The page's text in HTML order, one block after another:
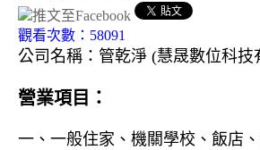
觀看次數：58091
公司名稱：管乾淨 (慧晟數位科技
營業項目：
一、一般住家、機關學校、飯店